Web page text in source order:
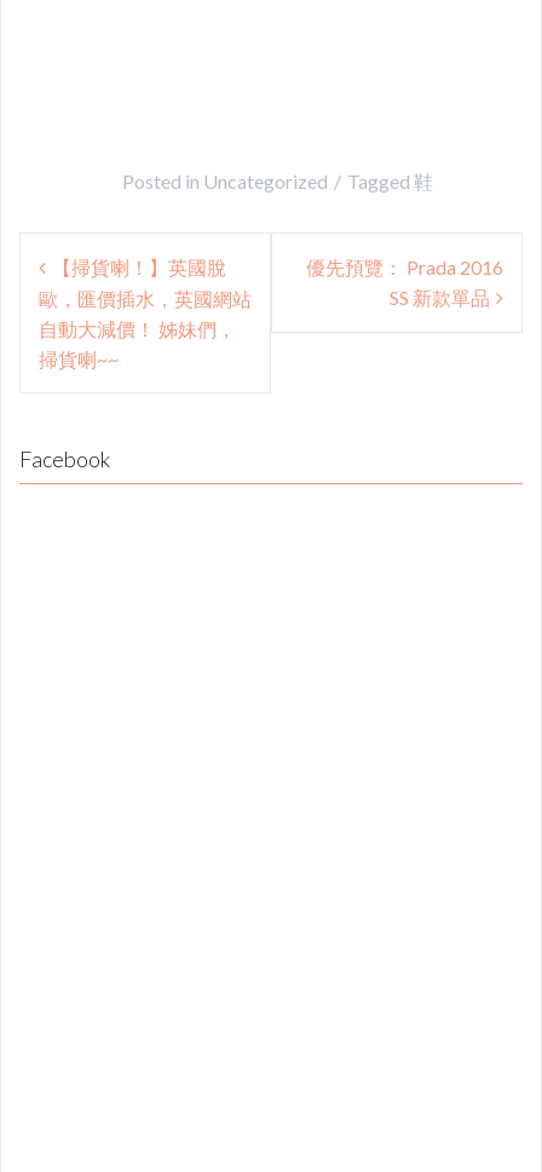
Posted in Uncategorized Tagged 鞋
Post
navigation
【掃貨喇！】英國脫
歐，匯價插水，英國網站
自動大減價！ 姊妹們，
掃貨喇~~
優先預覽： Prada 2016
SS 新款單品
Facebook